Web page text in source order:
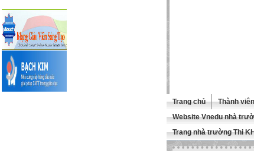
Trang chủ Thành viên
Website Vnedu nhà
Trang nhà trường Thi